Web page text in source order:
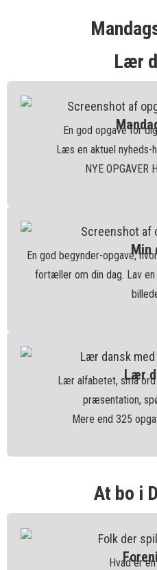
Lær
En god opgave for
Læs en aktuel nyheds-
NYE OPGAVER
Min
En god begynder-opgave,
fortæller om din dag. Lav
Lær
Lær alfabetet, små
præsentation,
Mere end 325
At bo i
Hvad er